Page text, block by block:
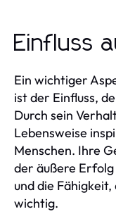
Einfluss
Ein wichtiger
ist der Einfluss,
Durch sein
Lebensweise
Menschen. Ihre
der äußere
und die
wichtig.